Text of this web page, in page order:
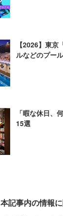
【2026】東
ルなどのプー
「暇な休日、
15選
本記事内の情報